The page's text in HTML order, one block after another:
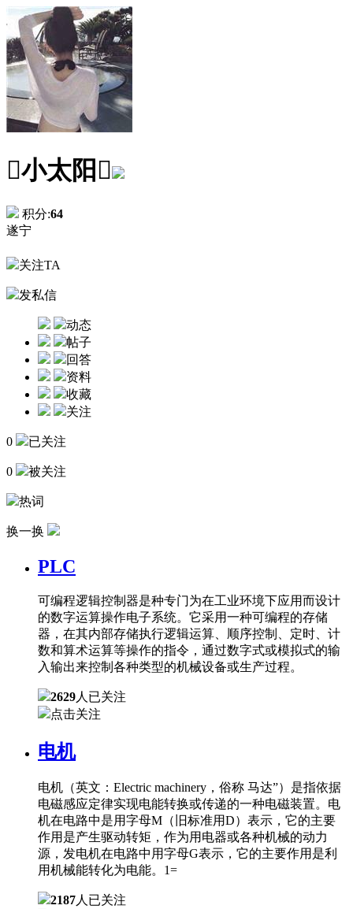
小太阳
积分:64
遂宁
关注TA
发私信
动态
帖子
回答
资料
收藏
关注
0 已关注
0 被关注
热词
换一换
PLC
可编程逻辑控制器是种专门为在工业环境下应用而设计
的数字运算操作电子系统。它采用一种可编程的存储
器，在其内部存储执行逻辑运算、顺序控制、定时、计
数和算术运算等操作的指令，通过数字式或模拟式的输
入输出来控制各种类型的机械设备或生产过程。
2629人已关注
点击关注
电机
电机（英文：Electric machinery，俗称 马达”）是指依据
电磁感应定律实现电能转换或传递的一种电磁装置。电
机在电路中是用字母M（旧标准用D）表示，它的主要
作用是产生驱动转矩，作为用电器或各种机械的动力
源，发电机在电路中用字母G表示，它的主要作用是利
用机械能转化为电能。1=
2187人已关注